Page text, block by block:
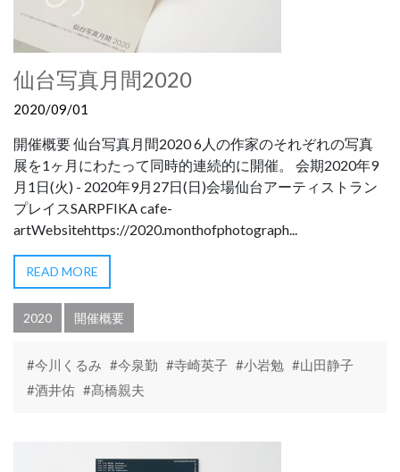
仙台写真月間2020
2020/09/01
開催概要 仙台写真月間2020 6人の作家のそれぞれの写真
展を1ヶ月にわたって同時的連続的に開催。 会期2020年9
月1日(火) - 2020年9月27日(日)会場仙台アーティストラン
プレイスSARPFIKA cafe-
artWebsitehttps://2020.monthofphotograph...
READ MORE
2020 開催概要
#今川くるみ #今泉勤 #寺崎英子 #小岩勉 #山田静子
#酒井佑 #髙橋親夫